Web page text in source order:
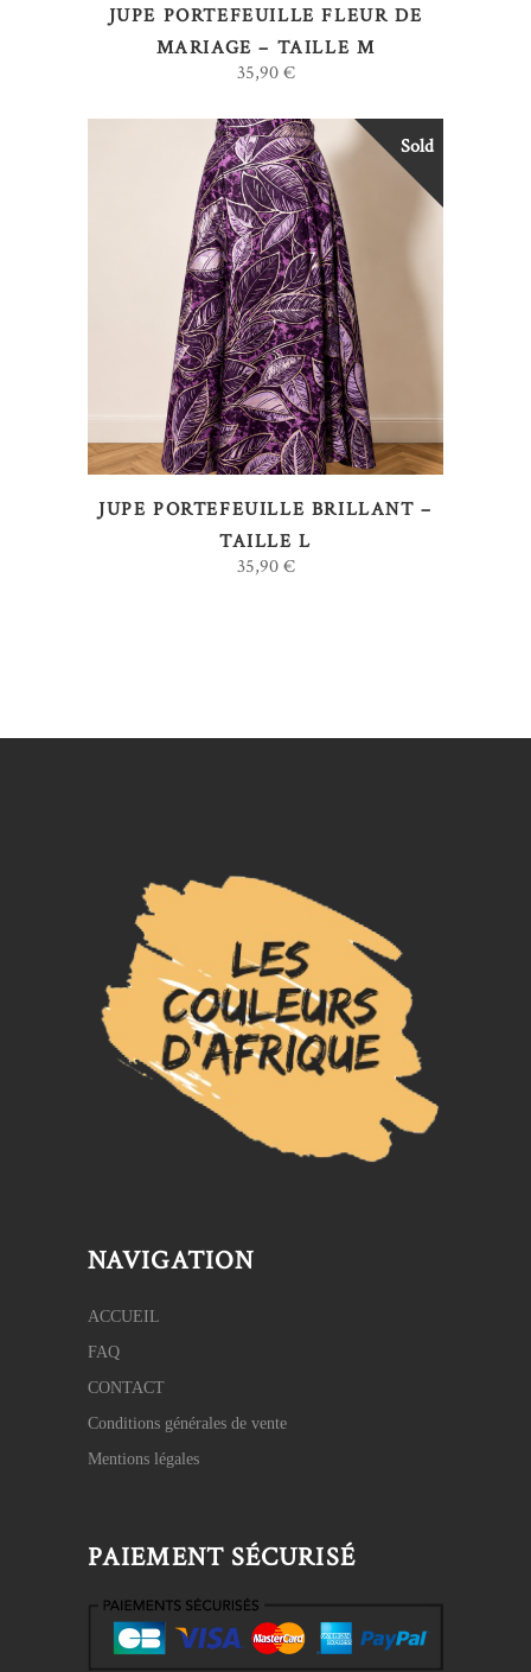
JUPE PORTEFEUILLE FLEUR DE
MARIAGE – TAILLE M
35,90€
Sold
LIRE LA SUITE
JUPE PORTEFEUILLE BRILLANT –
TAILLE L
35,90€
NAVIGATION
ACCUEIL
FAQ
CONTACT
Conditions générales de vente
Mentions légales
PAIEMENT SÉCURISÉ